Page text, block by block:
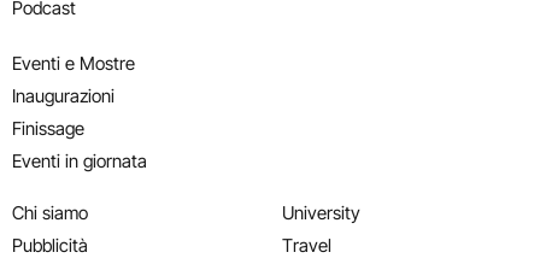
Podcast
Eventi e Mostre
Inaugurazioni
Finissage
Eventi in giornata
Chi siamo
Pubblicità
University
Travel